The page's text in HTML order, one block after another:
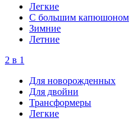
Легкие
С большим капюшоном
Зимние
Летние
2 в 1
Для новорожденных
Для двойни
Трансформеры
Легкие